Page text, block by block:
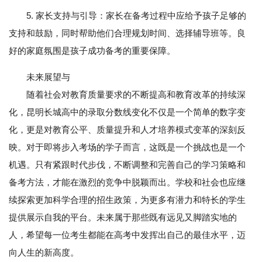
5. 家长支持与引导：家长在备考过程中应给予孩子足够的
支持和鼓励，同时帮助他们合理规划时间、选择辅导班等。良
好的家庭氛围是孩子成功备考的重要保障。
未来展望与
随着社会对教育质量要求的不断提高和教育改革的持续深
化，昆明长城高中的录取分数线变化不仅是一个简单的数字变
化，更是对教育公平、质量提升和人才培养模式变革的深刻反
映。对于即将步入考场的学子而言，这既是一个挑战也是一个
机遇。只有紧跟时代步伐，不断调整和完善自己的学习策略和
备考方法，才能在激烈的竞争中脱颖而出。学校和社会也应继
续探索更加科学合理的招生政策，为更多有潜力和特长的学生
提供展示自我的平台。未来属于那些既有远见又脚踏实地的
人，希望每一位考生都能在高考中发挥出自己的最佳水平，迈
向人生的新高度。